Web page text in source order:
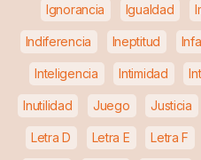
Ignorancia Igualdad
Indiferencia Ineptitud
Inteligencia Intimidad
Inutilidad Juego Justicia
Letra D Letra E Letra F